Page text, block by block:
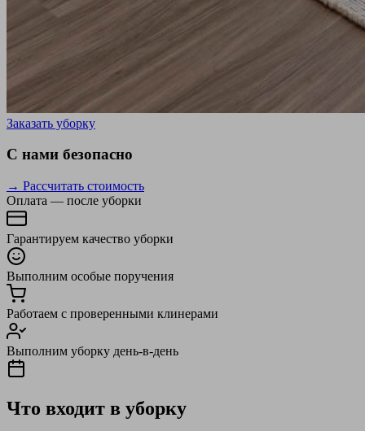
Заказать уборку
С нами безопасно
→ Рассчитать стоимость
Оплата — после уборки
Гарантируем качество уборки
Выполним особые поручения
Работаем с проверенными клинерами
Выполним уборку день-в-день
Что входит в уборку